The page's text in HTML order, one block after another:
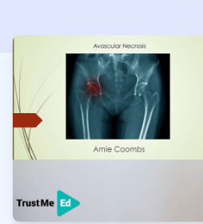
Watch our video to learn more